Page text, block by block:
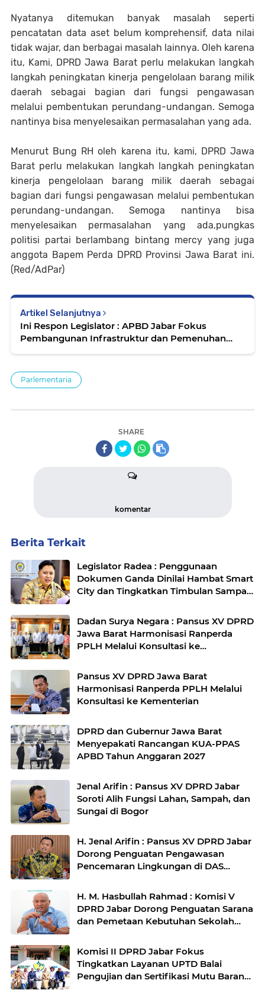
Nyatanya ditemukan banyak masalah seperti
pencatatan data aset belum komprehensif, data nilai
tidak wajar, dan berbagai masalah lainnya. Oleh karena
itu, Kami, DPRD Jawa Barat perlu melakukan langkah
langkah peningkatan kinerja pengelolaan barang milik
daerah sebagai bagian dari fungsi pengawasan
melalui pembentukan perundang-undangan. Semoga
nantinya bisa menyelesaikan permasalahan yang ada.
Menurut Bung RH oleh karena itu, kami, DPRD Jawa
Barat perlu melakukan langkah langkah peningkatan
kinerja pengelolaan barang milik daerah sebagai
bagian dari fungsi pengawasan melalui pembentukan
perundang-undangan. Semoga nantinya bisa
menyelesaikan permasalahan yang ada,pungkas
politisi partai berlambang bintang mercy yang juga
anggota Bapem Perda DPRD Provinsi Jawa Barat ini.
(Red/AdPar)
Artikel Selanjutnya
Ini Respon Legislator : APBD Jabar Fokus
Pembangunan Infrastruktur dan Pemenuhan
Parlementaria
SHARE
komentar
Berita Terkait
Legislator Radea : Penggunaan
Dokumen Ganda Dinilai Hambat Smart
City dan Tingkatkan Timbulan Sampah
Dadan Surya Negara : Pansus XV DPRD
Jawa Barat Harmonisasi Ranperda
PPLH Melalui Konsultasi ke
Pansus XV DPRD Jawa Barat
Harmonisasi Ranperda PPLH Melalui
Konsultasi ke Kementerian
DPRD dan Gubernur Jawa Barat
Menyepakati Rancangan KUA-PPAS
APBD Tahun Anggaran 2027
Jenal Arifin : Pansus XV DPRD Jabar
Soroti Alih Fungsi Lahan, Sampah, dan
Sungai di Bogor
H. Jenal Arifin : Pansus XV DPRD Jabar
Dorong Penguatan Pengawasan
Pencemaran Lingkungan di DAS
H. M. Hasbullah Rahmad : Komisi V
DPRD Jabar Dorong Penguatan Sarana
dan Pemetaan Kebutuhan Sekolah
Komisi II DPRD Jabar Fokus
Tingkatkan Layanan UPTD Balai
Pengujian dan Sertifikasi Mutu Barang